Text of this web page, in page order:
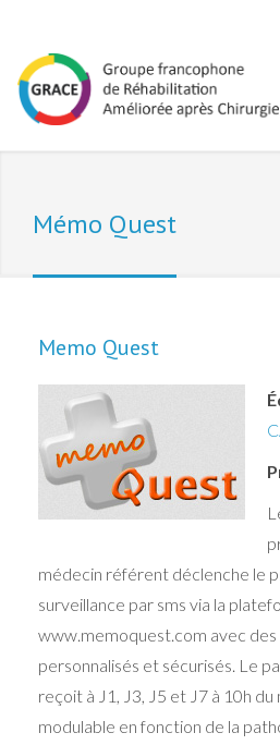
Mémo Quest
Memo Quest
médecin référent déclenche le
surveillance par sms via la
www.memoquest.com avec
personnalisés et sécurisés. Le
reçoit à J1, J3, J5 et J7 à 10h
modulable en fonction de la